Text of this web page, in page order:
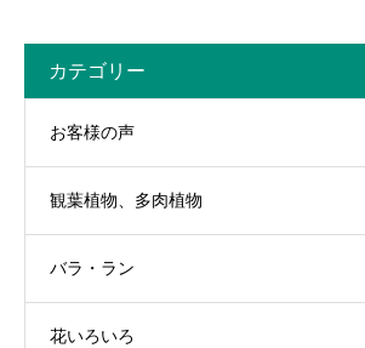
カテゴリー
お客様の声
観葉植物、多肉植物
バラ・ラン
花いろいろ